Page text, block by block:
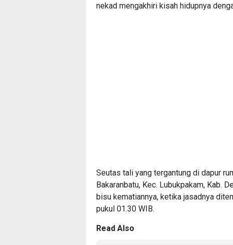
nekad mengakhiri kisah hidupnya
Seutas tali yang tergantung di dapur
Bakaranbatu, Kec. Lubukpakam, Kab.
bisu kematiannya, ketika jasadnya
pukul 01.30 WIB.
Read Also